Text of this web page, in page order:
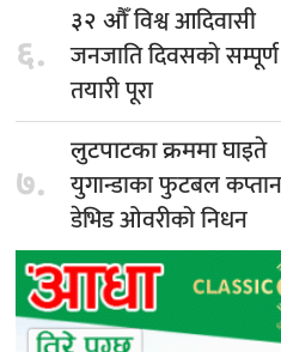
६.
३२ औँविश्व आदिवासी
जनजाति दिवसको सम्पूर्ण
तयारी पूरा
७.
लुटपाटका क्रममाघाइते
युगान्डाका फुटबल कप्तान
डेभिड ओवरीको निधन